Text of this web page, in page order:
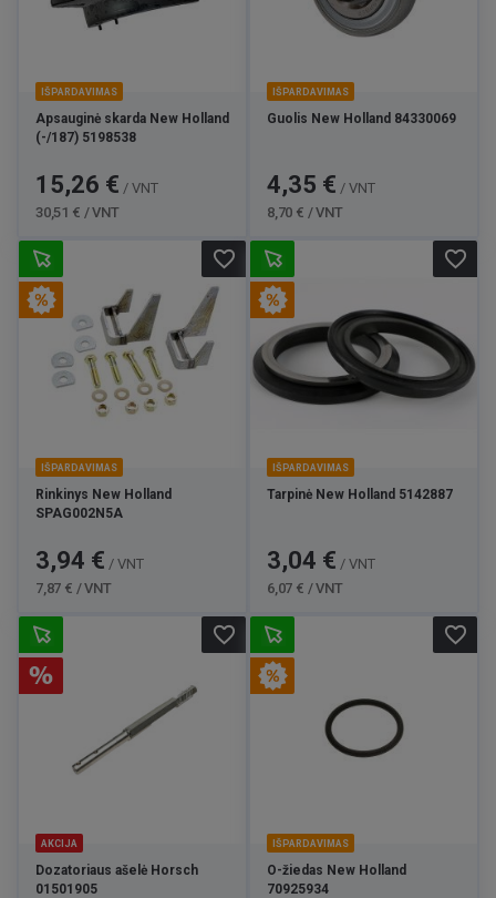
IŠPARDAVIMAS
Apsauginė skarda New Holland
(-/187) 5198538
Kaina
15,26 € / VNT
30,51 € / VNT
IŠPARDAVIMAS
Guolis New Holland 84330069
Kaina
4,35 € / VNT
8,70 € / VNT
IŠPARDAVIMAS
Rinkinys New Holland
SPAG002N5A
Kaina
3,94 € / VNT
7,87 € / VNT
favorite_border
IŠPARDAVIMAS
Tarpinė New Holland 5142887
Kaina
3,04 € / VNT
6,07 € / VNT
favorite_border
AKCIJA
Dozatoriaus ašelė Horsch
01501905
favorite_border
IŠPARDAVIMAS
O-žiedas New Holland
70925934
favorite_border